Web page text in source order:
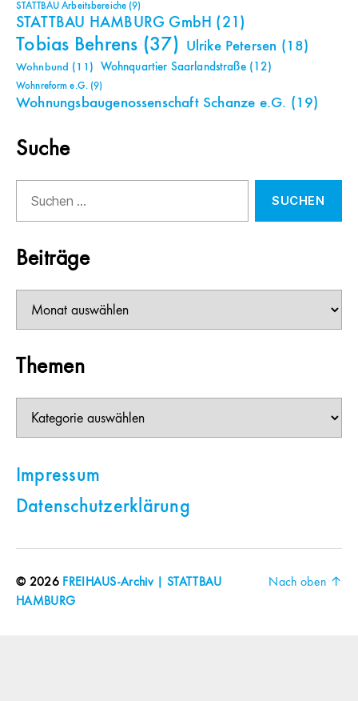
STATTBAU Arbeitsbereiche (9)
STATTBAU HAMBURG GmbH (21)
Tobias Behrens (37) Ulrike Petersen (18)
Wohnbund (11) Wohnquartier Saarlandstraße(12)
Wohnreform e.G.(9)
Wohnungsbaugenossenschaft Schanze e.G. (19)
Suche
nach:
Beiträge
Themen
Impressum
Datenschutzerklärung
© 2026 FREIHAUS-Archiv | STATTBAU
HAMBURG
Nach oben ↑